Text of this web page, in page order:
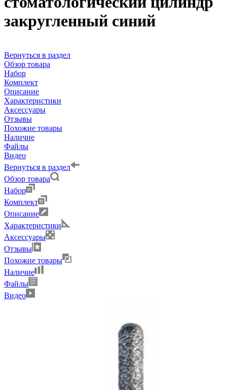
закругленный синий
Вернуться в раздел
Обзор товара
Набор
Комплект
Описание
Характеристики
Аксессуары
Отзывы
Похожие товары
Наличие
Файлы
Видео
Вернуться в раздел
Обзор товара
Набор
Комплект
Описание
Характеристики
Аксессуары
Отзывы
Похожие товары
Наличие
Файлы
Видео